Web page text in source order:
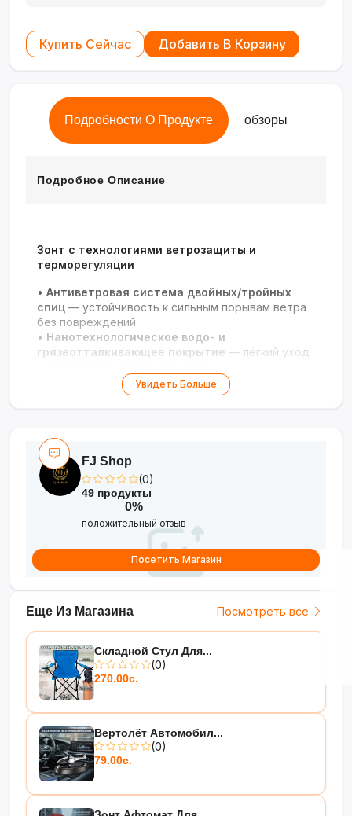
Купить Сейчас Добавить В Корзину
Подробности О Продукте обзоры
Подробное Описание
Зонт с технологиями ветрозащиты и
терморегуляции
• Антиветровая система двойных/тройных
спиц — устойчивость к сильным порывам ветра
без повреждений
• Нанотехнологическое водо- и
грязеотталкивающее покрытие — лёгкий уход
Термозащитная подкладка— поддерживает
комфортную температуру купола в жару и холод
Увидеть Больше
Еще Из Магазина Посмотреть все
Складной Стул Для...
(0)
270.00с.
Вертолёт Автомобил...
(0)
79.00с.
FJ Shop
(0)
49 продукты
0%
положительный отзыв
Посетить Магазин